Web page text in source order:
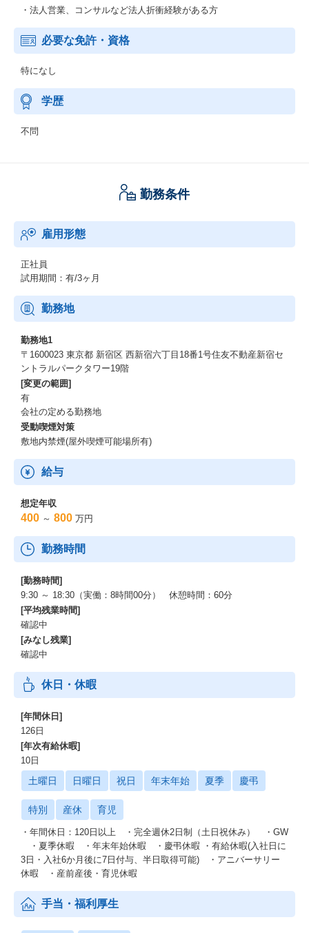
・法人営業、コンサルなど法人折衝経験がある方
必要な免許・資格
特になし
学歴
不問
勤務条件
雇用形態
正社員
試用期間：有/3ヶ月
勤務地
勤務地1
〒1600023 東京都 新宿区 西新宿六丁目18番1号住友不動産新宿セ
ントラルパークタワー19階
[変更の範囲]
有
会社の定める勤務地
受動喫煙対策
敷地内禁煙(屋外喫煙可能場所有)
給与
想定年収
400 ～ 800 万円
勤務時間
[勤務時間]
9:30 ～ 18:30（実働：8時間00分） 休憩時間：60分
[平均残業時間]
確認中
[みなし残業]
確認中
休日・休暇
[年間休日]
126日
[年次有給休暇]
10日
土曜日 日曜日 祝日 年末年始 夏季 慶弔
特別 産休 育児
・年間休日：120日以上 ・完全週休2日制（土日祝休み） ・GW
・夏季休暇 ・年末年始休暇 ・慶弔休暇 ・有給休暇(入社日に
3日・入社6か月後に7日付与、半日取得可能) ・アニバーサリー
休暇 ・産前産後・育児休暇
手当・福利厚生